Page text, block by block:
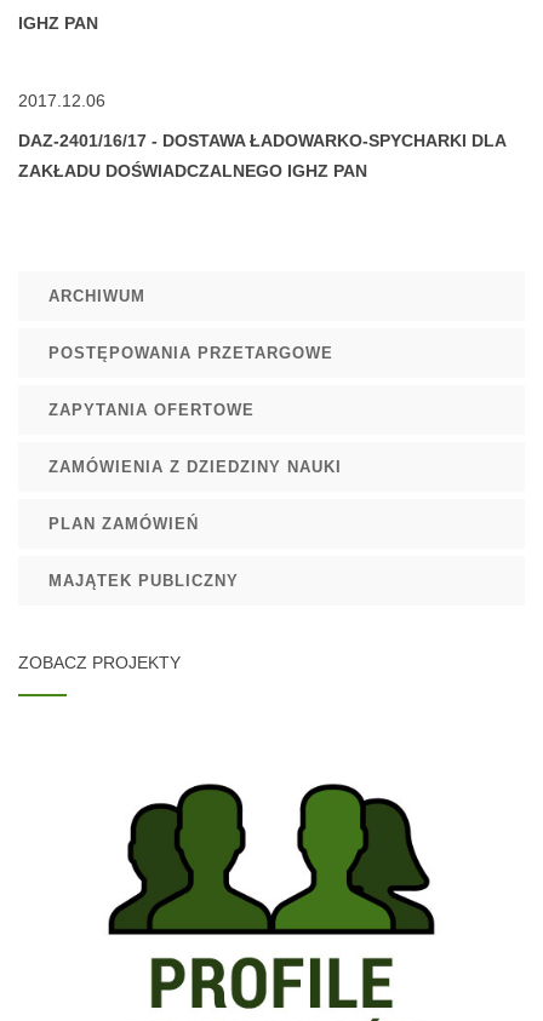
IGHZ PAN
2017.12.06
DAZ-2401/16/17 - DOSTAWA ŁADOWARKO-SPYCHARKI DLA
ZAKŁADU DOŚWIADCZALNEGO IGHZ PAN
ARCHIWUM
POSTĘPOWANIA PRZETARGOWE
ZAPYTANIA OFERTOWE
ZAMÓWIENIA Z DZIEDZINY NAUKI
PLAN ZAMÓWIEŃ
MAJĄTEK PUBLICZNY
ZOBACZ PROJEKTY